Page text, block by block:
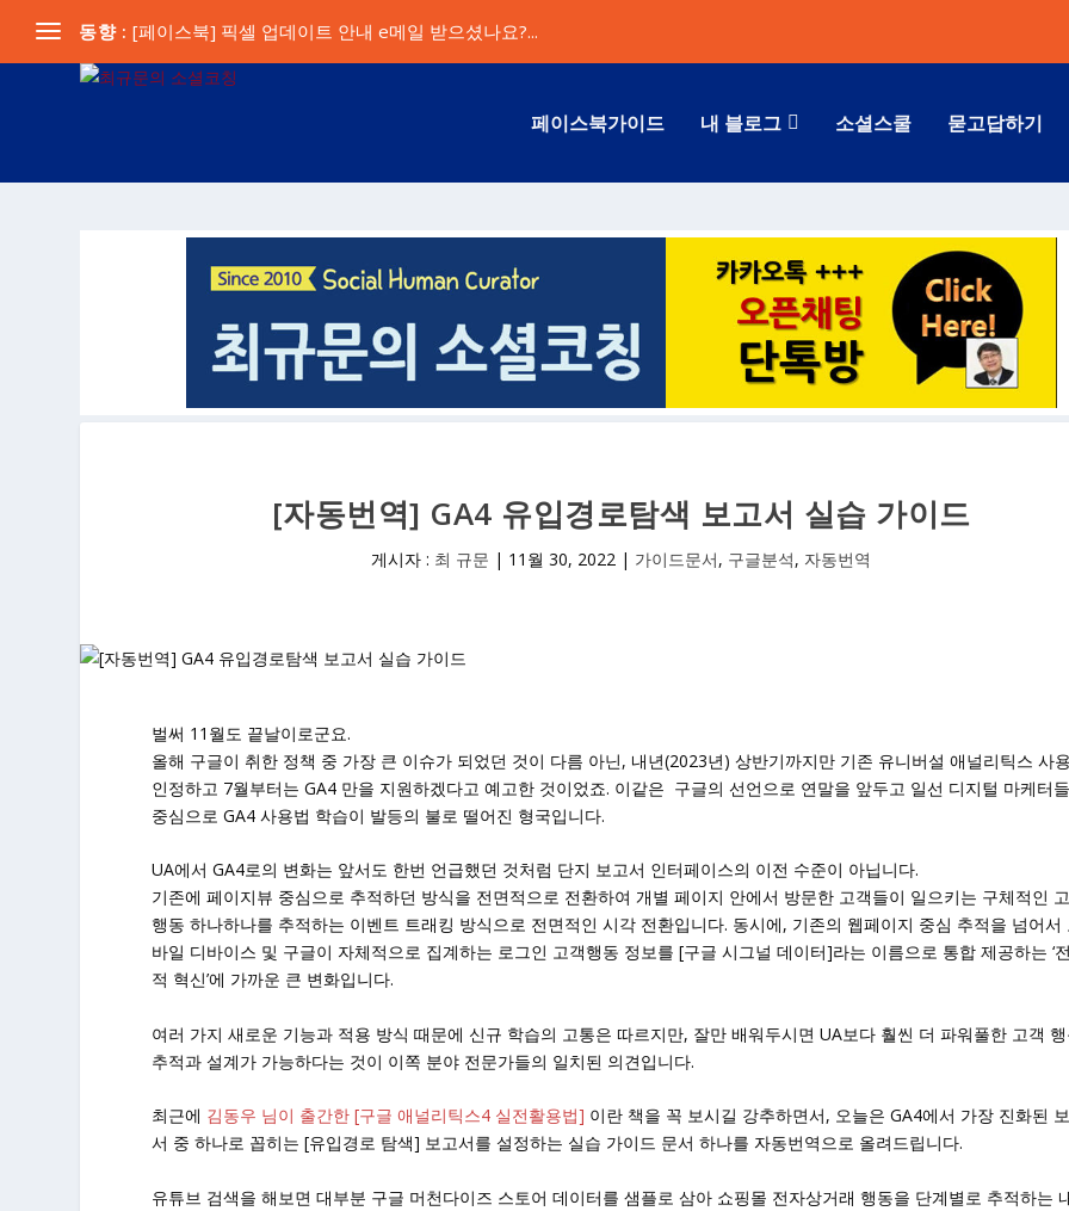
동향 : [페이스북] 픽셀 업데이트 안내 e메일 받으셨나요?...
페이스북가이드 내 블로그 소셜스쿨 묻고답하기
[자동번역] GA4 유입경로탐색 보고서 실습 가이드
게시자 : 최 규문 | 11월 30, 2022 | 가이드문서, 구글분석, 자동번역
벌써 11월도 끝날이로군요.
올해 구글이 취한 정책 중 가장 큰 이슈가 되었던 것이 다름 아닌, 내년(2023년) 상반기까지만 기존 유니버설 애널리틱스 사
인정하고 7월부터는 GA4 만을 지원하겠다고 예고한 것이었죠. 이같은 구글의 선언으로 연말을 앞두고 일선 디지털 마케터
중심으로 GA4 사용법 학습이 발등의 불로 떨어진 형국입니다.
UA에서 GA4로의 변화는 앞서도 한번 언급했던 것처럼 단지 보고서 인터페이스의 이전 수준이 아닙니다.
기존에 페이지뷰 중심으로 추적하던 방식을 전면적으로 전환하여 개별 페이지 안에서 방문한 고객들이 일으키는 구체적인
행동 하나하나를 추적하는 이벤트 트래킹 방식으로 전면적인 시각 전환입니다. 동시에, 기존의 웹페이지 중심 추적을 넘어서
바일 디바이스 및 구글이 자체적으로 집계하는 로그인 고객행동 정보를 [구글 시그널 데이터]라는 이름으로 통합 제공하는 ‘
적 혁신’에 가까운 큰 변화입니다.
여러 가지 새로운 기능과 적용 방식 때문에 신규 학습의 고통은 따르지만, 잘만 배워두시면 UA보다 훨씬 더 파워풀한 고객
추적과 설계가 가능하다는 것이 이쪽 분야 전문가들의 일치된 의견입니다.
최근에 김동우 님이 출간한 [구글 애널리틱스4 실전활용법] 이란 책을 꼭 보시길 강추하면서, 오늘은 GA4에서 가장 진화된
서 중 하나로 꼽히는 [유입경로 탐색] 보고서를 설정하는 실습 가이드 문서 하나를 자동번역으로 올려드립니다.
유튜브 검색을 해보면 대부분 구글 머천다이즈 스토어 데이터를 샘플로 삼아 쇼핑몰 전자상거래 행동을 단계별로 추적하는